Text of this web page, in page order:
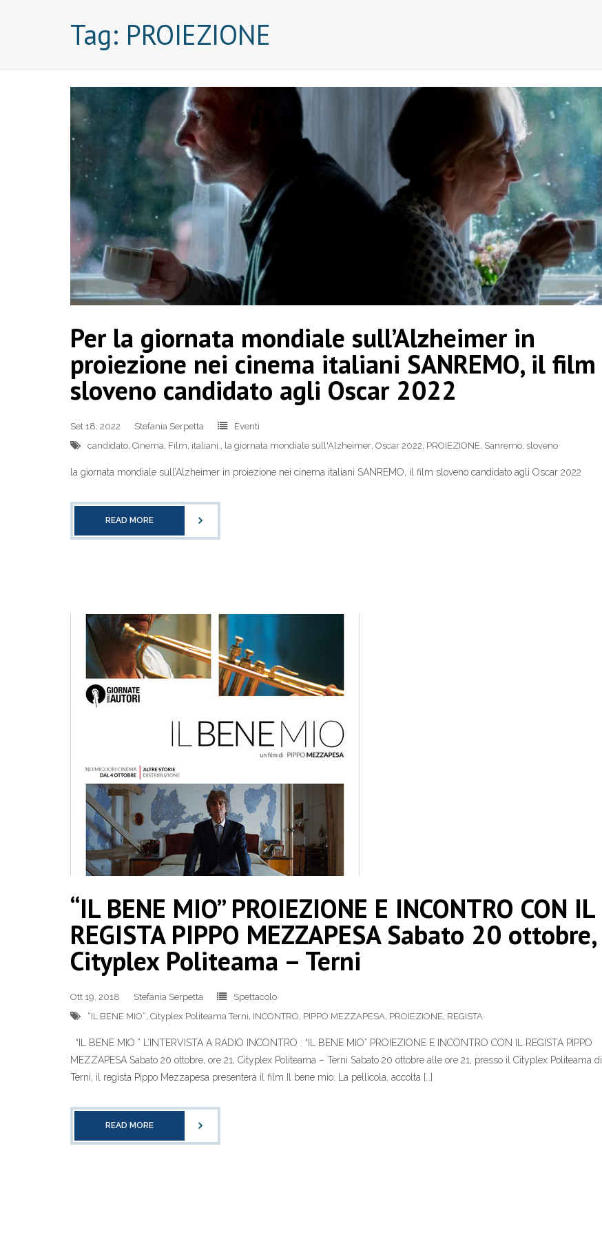
Tag: PROIEZIONE
Per la giornata mondiale sull’Alzheimer in
proiezione nei cinema italiani SANREMO, il film
sloveno candidato agli Oscar 2022
Set 18, 2022 Stefania Serpetta
Eventi
candidato, Cinema, Film, italiani., la giornata mondiale sull'Alzheimer, Oscar 2022, PROIEZIONE, Sanremo, sloveno
la giornata mondiale sull’Alzheimer in proiezione nei cinema italiani SANREMO, il film sloveno candidato agli Oscar 2022
READ MORE
“IL BENE MIO” PROIEZIONE E INCONTRO CON IL
REGISTA PIPPO MEZZAPESA Sabato 20 ottobre,
Cityplex Politeama – Terni
Ott 19, 2018 Stefania Serpetta
Spettacolo
“IL BENE MIO”, Cityplex Politeama Terni, INCONTRO, PIPPO MEZZAPESA, PROIEZIONE, REGISTA
“IL BENE MIO ” L’INTERVISTA A RADIO INCONTRO : “IL BENE MIO” PROIEZIONE E INCONTRO CON IL REGISTA PIPPO
MEZZAPESA Sabato 20 ottobre, ore 21, Cityplex Politeama – Terni Sabato 20 ottobre alle ore 21, presso il Cityplex Politeama di
Terni, il regista Pippo Mezzapesa presenterà il film Il bene mio. La pellicola, accolta […]
READ MORE